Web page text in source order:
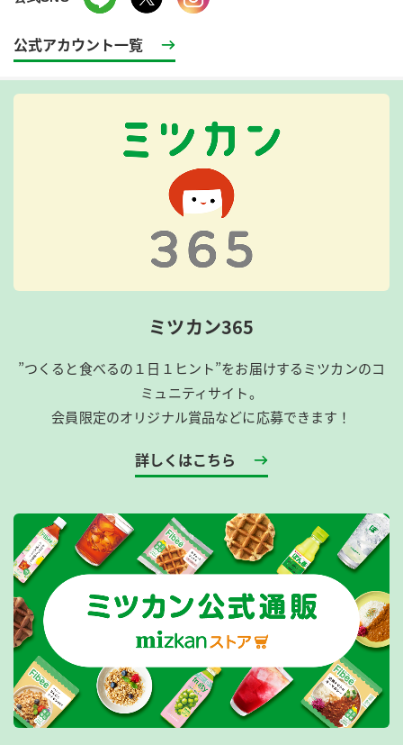
公式アカウント一覧
ミツカン365
”つくると食べるの１日１ヒント”をお届けするミツカンのコ
ミュニティサイト。
会員限定のオリジナル賞品などに応募できます！
詳しくはこちら